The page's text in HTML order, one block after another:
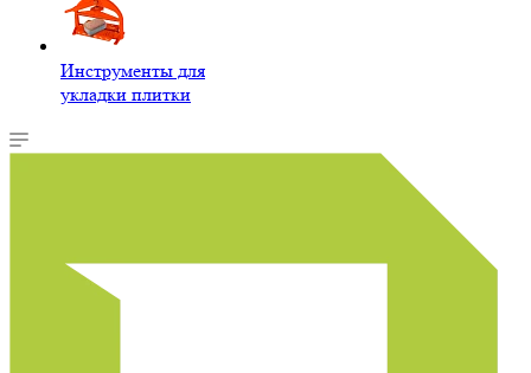
Инструменты для
укладки плитки